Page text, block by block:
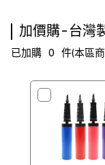
加價購-台灣
已加購 0 件(本區